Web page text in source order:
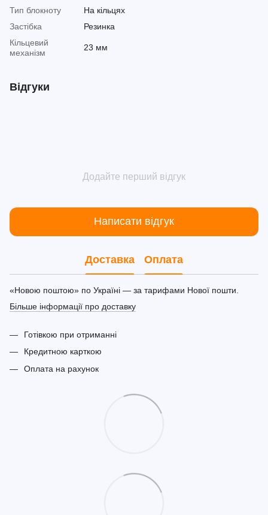
Тип блокноту
На кільцях
Застібка
Резинка
Кільцевий
механізм
23 мм
Відгуки
Додайте перший відгук
Написати відгук
Доставка Оплата
«Новою поштою» по Україні — за тарифами Нової пошти.
Більше інформації про доставку
Готівкою при отриманні
Кредитною карткою
Оплата на рахунок